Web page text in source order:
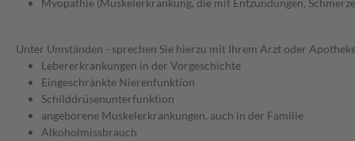
Myopathie (Muskelerkrankung, die mit Entzündungen,
Unter Umständen - sprechen Sie hierzu mit Ihrem Arzt oder
Lebererkrankungen in der Vorgeschichte
Eingeschränkte Nierenfunktion
Schilddrüsenunterfunktion
angeborene Muskelerkrankungen, auch in der Familie
Alkoholmissbrauch